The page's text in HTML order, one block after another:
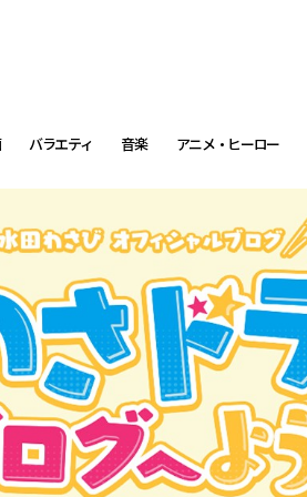
バラエティ 音楽 アニメ・ヒーロー